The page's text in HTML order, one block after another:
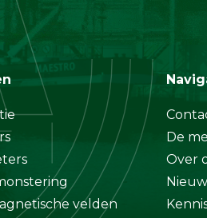
velden
De
Over